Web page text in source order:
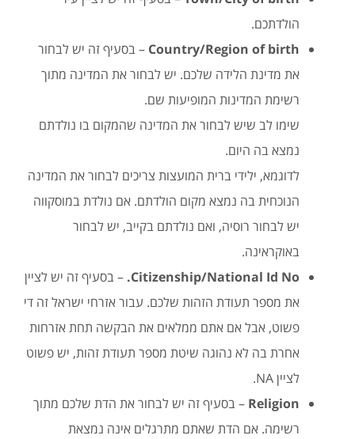
הולדתכם.
Country/Region of birth – בסעיף זה יש לבחור
את מדינת הלידה שלכם. יש לבחור את המדינה מתוך
רשימת המדינות המופיעות שם.
שימו לב שיש לבחור את המדינה שהמקום בו נולדתם
נמצא בה היום.
לדוגמא, ילידי ברית המועצות צריכים לבחור את המדינה
הנוכחית בה נמצא מקום הולדתם. אם נולדת במוסקווה
יש לבחור רוסיה, ואם נולדתם בקייב, יש לבחור
באוקראינה.
Citizenship/National Id No. – בסעיף זה יש לציין
את מספר תעודת הזהות שלכם. עבור אזרחי ישראל זה די
פשוט, אבל אם אתם ממלאים את הבקשה תחת אזרחות
אחרת בה לא נהוגה שיטת מספר תעודת זהות, יש פשוט
לציין NA.
Religion – בסעיף זה יש לבחור את הדת שלכם מתוך
רשימה. אם הדת שאתם מתרגלים אינה נמצאת